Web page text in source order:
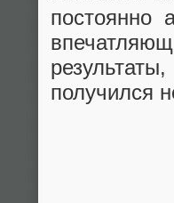
постоянно
получился